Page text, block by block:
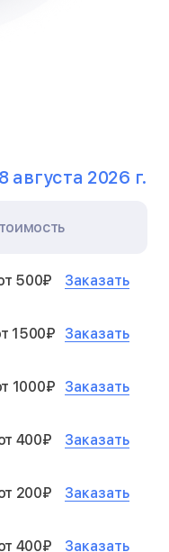
8 августа 2026 г.
500₽ Заказать
1500₽ Заказать
1000₽ Заказать
400₽ Заказать
200₽ Заказать
400₽ Заказать